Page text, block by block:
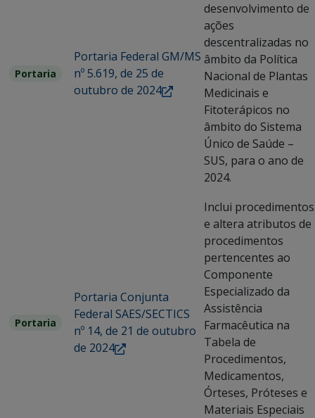
Portaria
Portaria Federal GM/MS
nº 5.619, de 25 de
outubro de 2024
desenvolvimento de
ações
descentralizadas no
âmbito da Política
Nacional de Plantas
Medicinais e
Fitoterápicos no
âmbito do Sistema
Único de Saúde –
SUS, para o ano de
2024.
Portaria
Portaria Conjunta
Federal SAES/SECTICS
nº 14, de 21 de outubro
de 2024
Inclui procedimentos
e altera atributos de
procedimentos
pertencentes ao
Componente
Especializado da
Assistência
Farmacêutica na
Tabela de
Procedimentos,
Medicamentos,
Órteses, Próteses e
Materiais Especiais